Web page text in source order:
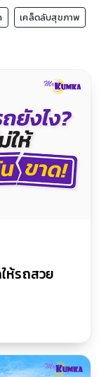
เคล็ดลับสุขภาพ
ห้รถสวย